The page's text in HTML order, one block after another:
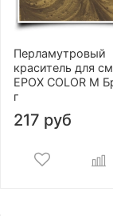
Перламутровый
краситель для
EPOX COLOR M
г
217 руб